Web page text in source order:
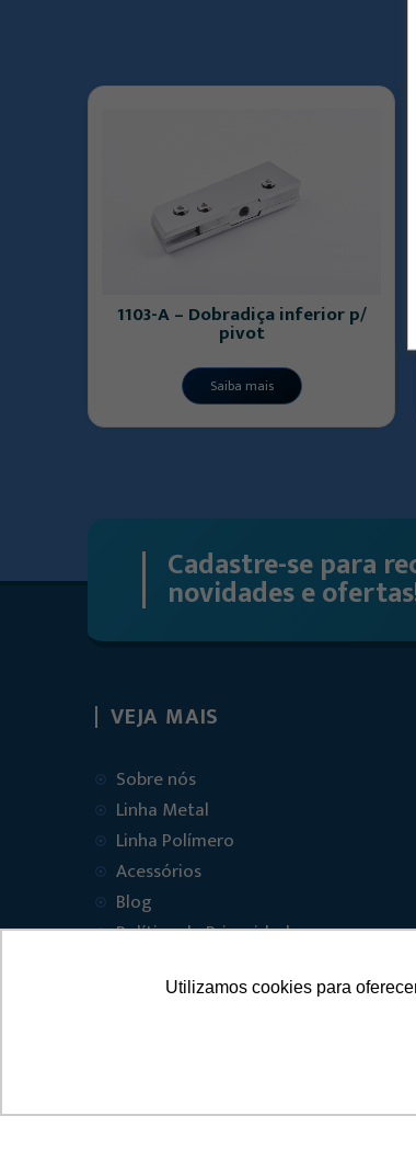
Utilizamos cookies para
1103-A – Dobradiça inferior p/
pivot
Saiba mais
Cadastre-se para
novidades e
VEJA MAIS
Sobre nós
Linha Metal
Linha Polímero
Acessórios
Blog
Política de Privacidade
Contato